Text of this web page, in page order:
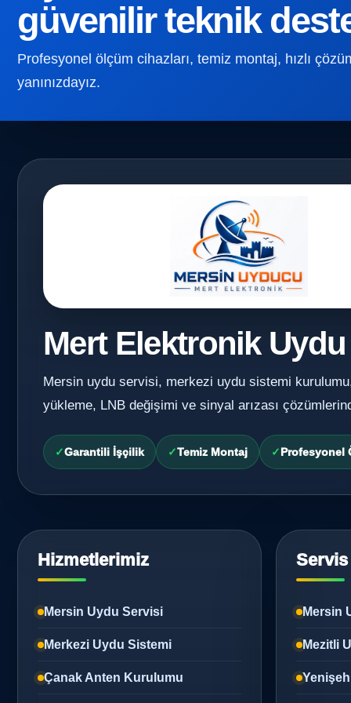
güvenilir teknik
Profesyonel ölçüm cihazları, temiz montaj, hızlı
yanınızdayız.
Mert Elektronik
Mersin uydu servisi, merkezi uydu sistemi
yükleme, LNB değişimi ve sinyal arızası
Garantili İşçilik Temiz Montaj Profesyonel
Hizmetlerimiz
Mersin Uydu Servisi
Merkezi Uydu Sistemi
Çanak Anten Kurulumu
Mersin
Mezitli